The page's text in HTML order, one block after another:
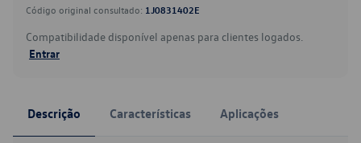
Código original consultado: 1J0831402E
Compatibilidade disponível apenas para clientes logados.
Entrar
Descrição Características Aplicações